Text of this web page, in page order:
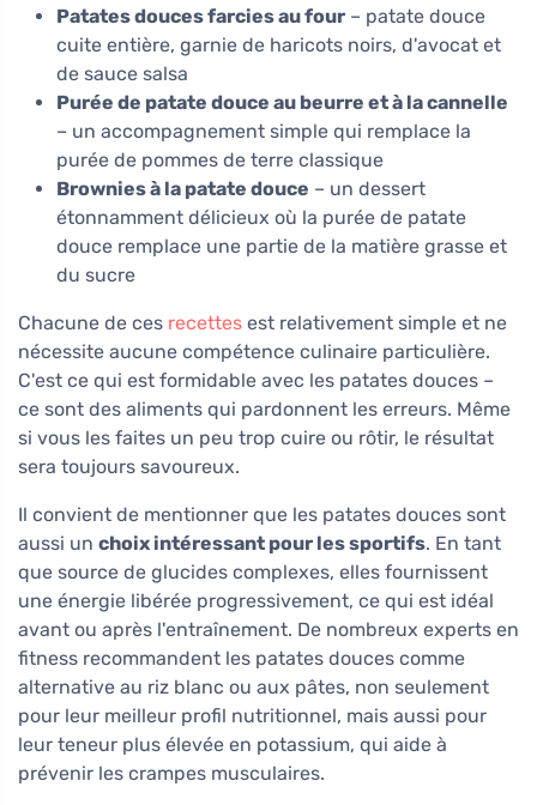
Patates douces farcies au four – patate douce
cuite entière, garnie de haricots noirs, d'avocat et
de sauce salsa
Purée de patate douce au beurre et à la cannelle
– un accompagnement simple qui remplace la
purée de pommes de terre classique
Brownies à la patate douce – un dessert
étonnamment délicieux où la purée de patate
douce remplace une partie de la matière grasse et
du sucre
Chacune de ces recettes est relativement simple et ne
nécessite aucune compétence culinaire particulière.
C'est ce qui est formidable avec les patates douces –
ce sont des aliments qui pardonnent les erreurs. Même
si vous les faites un peu trop cuire ou rôtir, le résultat
sera toujours savoureux.
Il convient de mentionner que les patates douces sont
aussi un choix intéressant pour les sportifs. En tant
que source de glucides complexes, elles fournissent
une énergie libérée progressivement, ce qui est idéal
avant ou après l'entraînement. De nombreux experts en
fitness recommandent les patates douces comme
alternative au riz blanc ou aux pâtes, non seulement
pour leur meilleur profil nutritionnel, mais aussi pour
leur teneur plus élevée en potassium, qui aide à
prévenir les crampes musculaires.